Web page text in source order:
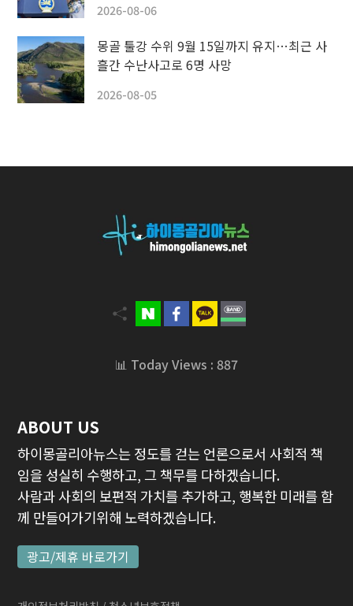
2026-08-06
몽골 툴강 수위 9월 15일까지 유지…최근 사
흘간 수난사고로 6명 사망
2026-08-05
📊 Today Views : 887
ABOUT US
하이몽골리아뉴스는 정도를 걷는 언론으로서 사회적 책
임을 성실히 수행하고, 그 책무를 다하겠습니다.
사람과 사회의 보편적 가치를 추가하고, 행복한 미래를 함
께 만들어가기위해 노력하겠습니다.
광고/제휴 바로가기